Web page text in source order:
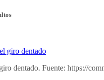
dentado. Fuente: https://